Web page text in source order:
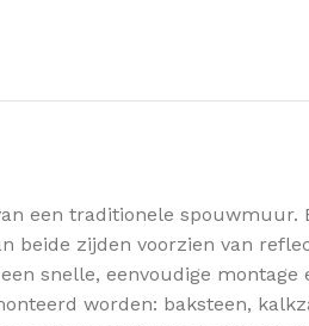
OVERIGE
Funderings isolatie
een traditionele spouwmuur.
beide zijden voorzien van
snelle, eenvoudige montage
worden: baksteen,